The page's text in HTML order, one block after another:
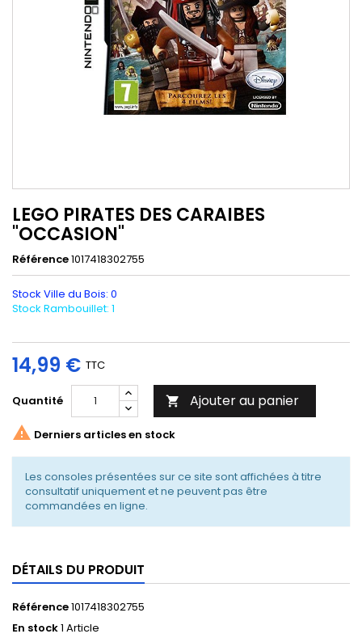
LEGO PIRATES DES CARAIBES
"OCCASION"
Référence1017418302755
Stock Ville du Bois: 0
Stock Rambouillet: 1
14,99 € TTC
Quantité  Ajouter au panier
 Derniers articles en stock
Les consoles présentées sur ce site sont affichées à titre
consultatif uniquement et ne peuvent pas être
commandées en ligne.
DÉTAILS DU PRODUIT
Référence1017418302755
En stock1 Article